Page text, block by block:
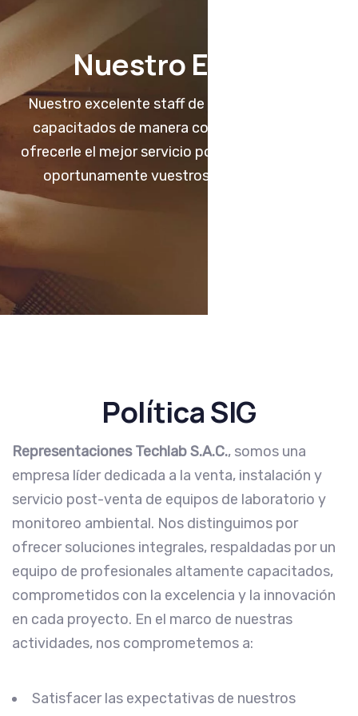
Nuestro Equipo
Nuestro excelente staff de colaboradores son
capacitados de manera continua para poder
ofrecerle el mejor servicio post-venta y resolver
oportunamente vuestros requerimientos.
Política SIG
Representaciones Techlab S.A.C., somos una
empresa líder dedicada a la venta, instalación y
servicio post-venta de equipos de laboratorio y
monitoreo ambiental. Nos distinguimos por
ofrecer soluciones integrales, respaldadas por un
equipo de profesionales altamente capacitados,
comprometidos con la excelencia y la innovación
en cada proyecto. En el marco de nuestras
actividades, nos comprometemos a:
Satisfacer las expectativas de nuestros